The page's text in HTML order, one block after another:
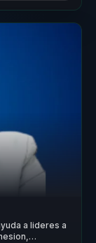
a lideres a